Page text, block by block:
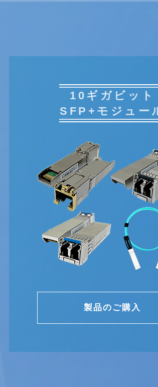
10ギガビット
SFP+モジュー
製品のご購入